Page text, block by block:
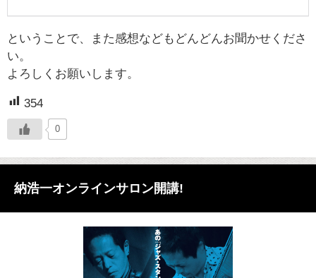
ということで、また感想などもどんどんお聞かせくださ
い。
よろしくお願いします。
354
0
納浩一オンラインサロン開講!